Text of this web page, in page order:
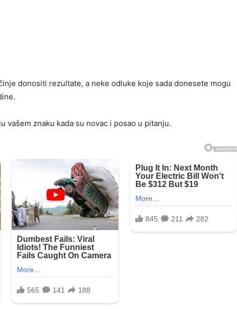
donositi rezultate, a neke odluke koje sada donesete mogu
vašem znaku kada su novac i posao u pitanju.